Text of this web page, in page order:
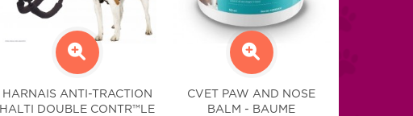
HARNAIS ANTI-TRACTION
HALTI DOUBLE CONTR™LE
CVET PAW AND NOSE
BALM - BAUME